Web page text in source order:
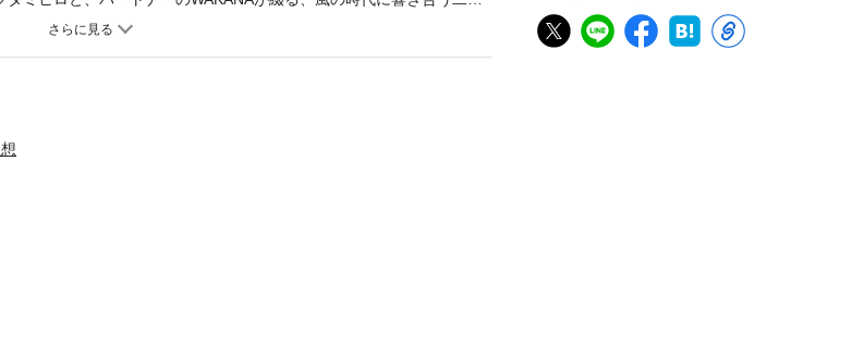
なるいま、「こうあるべき」から自由になり、自分も相手も心地よ
しさに気づく一冊です。